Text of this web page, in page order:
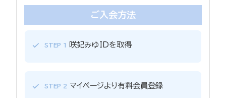
ご入会方法
STEP 1 咲妃みゆIDを取得
STEP 2 マイページより有料会員登録